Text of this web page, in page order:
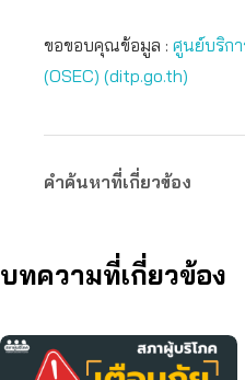
ขอขอบคุณข้อมูล : ศูนย์บริกา
(OSEC) (ditp.go.th)
คำค้นหาที่เกี่ยวข้อง
บทความที่เกี่ยวข้อง